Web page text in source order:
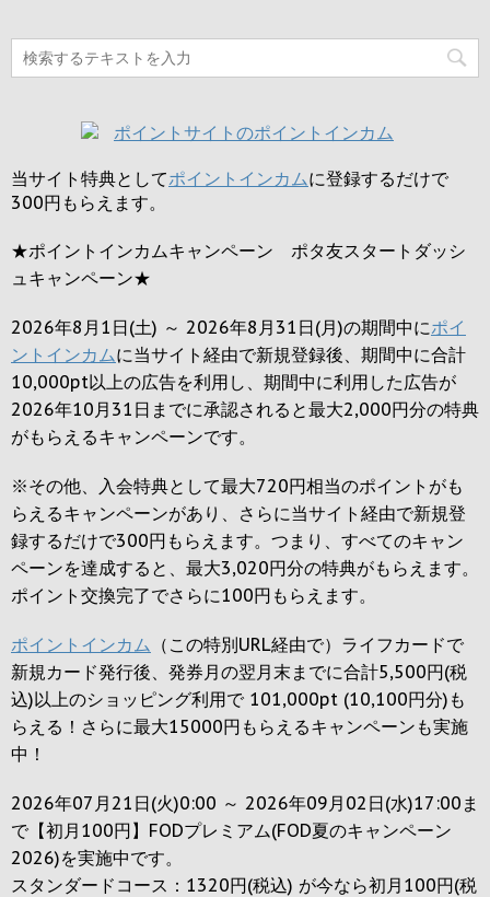
当サイト特典としてポイントインカムに登録するだけで
300円 もらえます。
★ポイントインカムキャンペーン ポタ友スタートダッシ
ュキャンペーン★
2026年8月1日(土) ～ 2026年8月31日(月)の期間中にポイ
ントインカムに当サイト経由で新規登録後、期間中に合計
10,000pt以上の広告を利用し、期間中に利用した広告が
2026年10月31日までに承認されると最大2,000円分の特典
がもらえるキャンペーンです。
※その他、入会特典として最大720円相当のポイントがも
らえるキャンペーンがあり、さらに当サイト経由で新規登
録するだけで300円 もらえます。つまり、すべてのキャン
ペーンを達成すると、最大3,020円分の特典がもらえます。
ポイント交換完了でさらに100円 もらえます。
ポイントインカム （この特別URL経由で）ライフカードで
新規カード発行後、発券月の翌月末までに合計5,500円(税
込)以上のショッピング利用で 101,000pt (10,100円分)も
らえる！さらに最大15000円もらえるキャンペーンも実施
中！
2026年07月21日(火)0:00 ～ 2026年09月02日(水)17:00ま
で【初月100円】FODプレミアム(FOD夏のキャンペーン
2026)を実施中です。
スタンダードコース：1320円(税込) が今なら初月100円(税